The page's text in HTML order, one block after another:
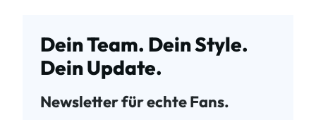
Dein Team. Dein Style.
Dein Update.
Newsletter für echte Fans.